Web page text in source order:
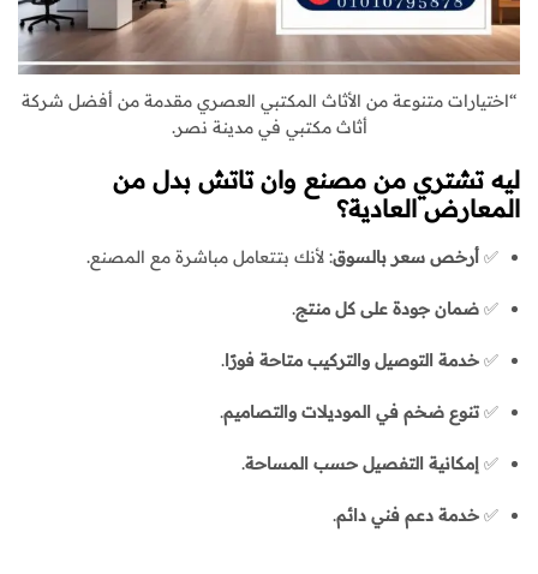
“اختيارات متنوعة من الأثاث المكتبي العصري مقدمة من أفضل شركة
أثاث مكتبي في مدينة نصر.
ليه تشتري من مصنع وان تاتش بدل من
المعارض العادية؟
✅أرخص سعر بالسوق: لأنك بتتعامل مباشرة مع المصنع.
✅ضمان جودة على كل منتج.
✅خدمة التوصيل والتركيب متاحة فورًا.
✅تنوع ضخم في الموديلات والتصاميم.
✅إمكانية التفصيل حسب المساحة.
✅خدمة دعم فني دائم.